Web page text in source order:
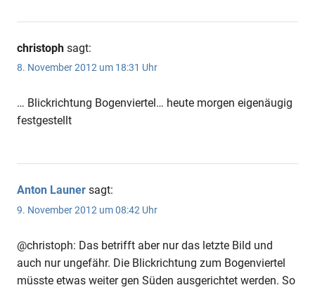
christoph sagt:
8. November 2012 um 18:31 Uhr
… Blickrichtung Bogenviertel… heute morgen eigenäugig
festgestellt
Anton Launer sagt:
9. November 2012 um 08:42 Uhr
@christoph: Das betrifft aber nur das letzte Bild und
auch nur ungefähr. Die Blickrichtung zum Bogenviertel
müsste etwas weiter gen Süden ausgerichtet werden. So